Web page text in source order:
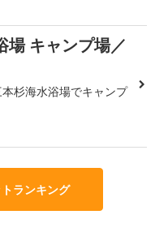
場 キャンプ場／
杉海水浴場でキャンプ
ランキング